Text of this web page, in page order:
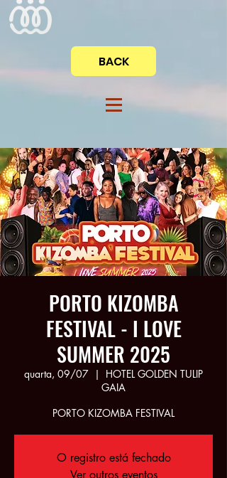
BACK
PORTO KIZOMBA
FESTIVAL - I LOVE
SUMMER 2025
quarta, 09/07
  |
HOTEL GOLDEN TULIP
GAIA
PORTO KIZOMBA FESTIVAL
O registro está fechado
Ver outros eventos